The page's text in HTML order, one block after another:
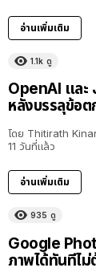
อ่านเพิ่มเติม
1.1k ดู
OpenAI และ
หลังบรรลุข้อ
โดย Thitirath
11 วันที่แล้ว
อ่านเพิ่มเติม
935 ดู
Google
ภาพได้ทันทีไ